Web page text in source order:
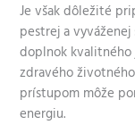
Je však dôležité
pestrej a
doplnok
zdravého
prístupom môže
energiu.